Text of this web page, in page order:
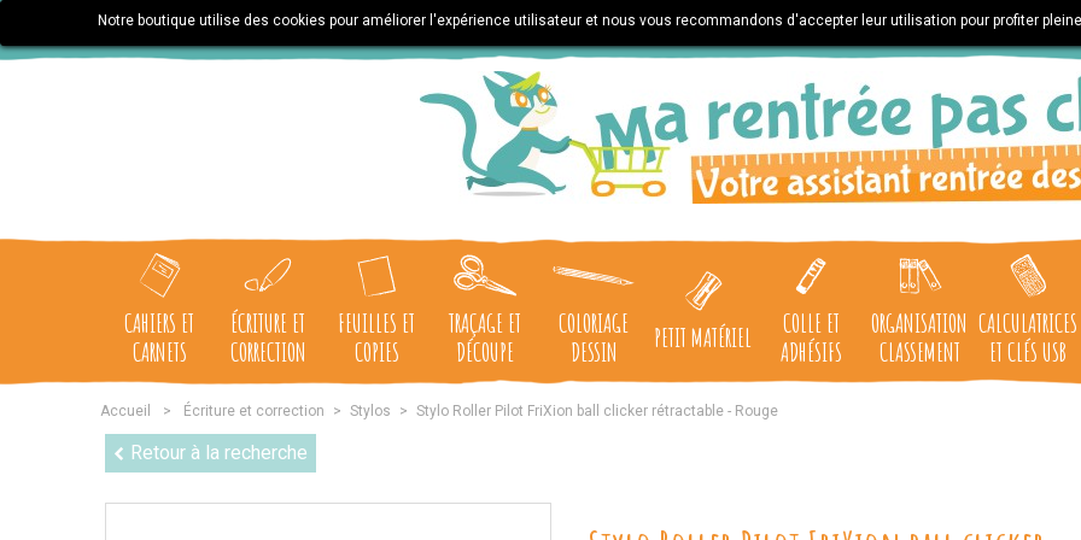
Notre boutique utilise des cookies pour améliorer l'expérience utilisateur et nous vous recommandons d'accepter leur utilisation pour profiter
CAHIERS ET
CARNETS
ÉCRITURE ET
CORRECTION
FEUILLES ET
COPIES
TRAÇAGE ET
DÉCOUPE
COLORIAGE
DESSIN
PETIT MATÉRIEL
COLLE ET
ADHÉSIFS
ORGANISATION
CLASSEMENT
CALCULATRICES
ET CLÉS USB
Accueil > Écriture et correction > Stylos > Stylo Roller Pilot FriXion ball clicker rétractable - Rouge
Retour à la recherche